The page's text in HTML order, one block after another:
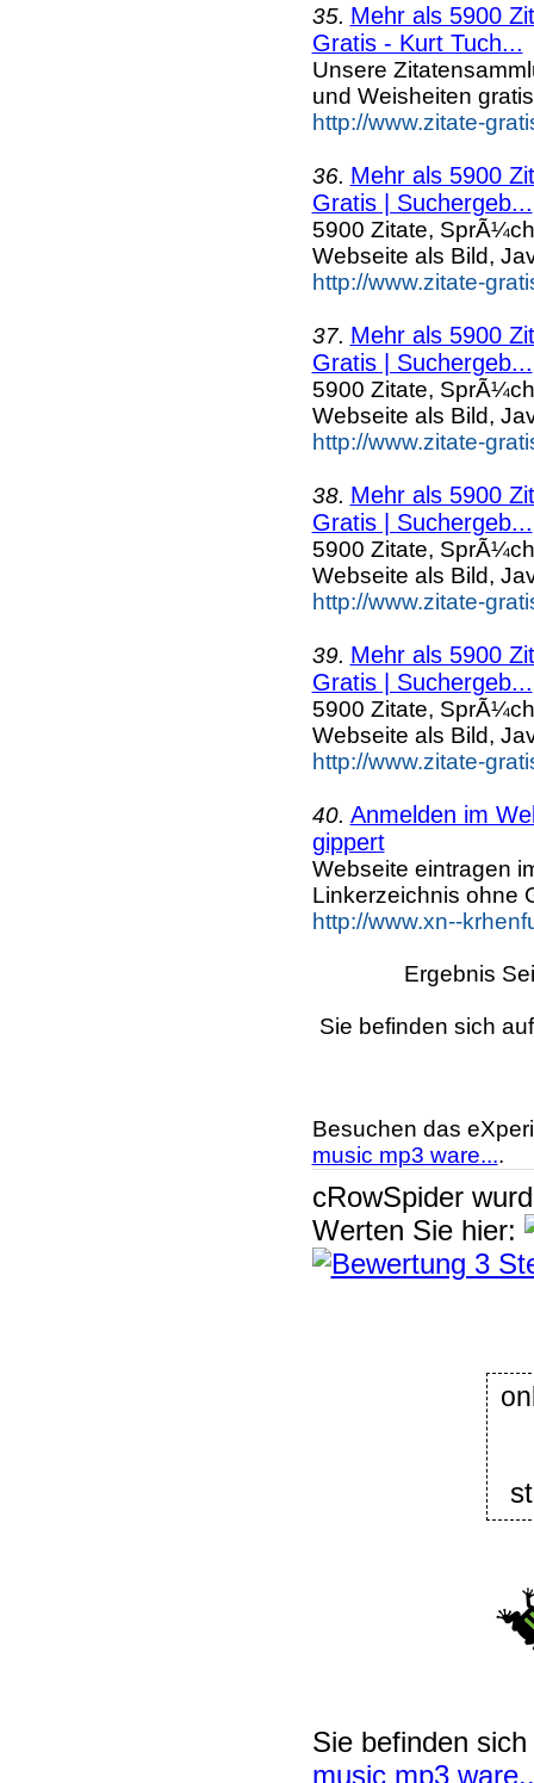
35. Mehr als 5900
Gratis - Kurt Tuch...
Unsere
und Weisheiten
http://www.zitate-
36. Mehr als 5900
Gratis | Suchergeb...
5900 Zitate,
Webseite als Bild,
http://www.zitate-
37. Mehr als 5900
Gratis | Suchergeb...
5900 Zitate,
Webseite als Bild,
http://www.zitate-
38. Mehr als 5900
Gratis | Suchergeb...
5900 Zitate,
Webseite als Bild,
http://www.zitate-
39. Mehr als 5900
Gratis | Suchergeb...
5900 Zitate,
Webseite als Bild,
http://www.zitate-
40. Anmelden im
gippert
Webseite eintragen
Linkerzeichnis ohne
http://www.xn--
Ergebnis
Sie befinden sich
Besuchen das
music mp3 ware....
cRowSpider
Werten Sie hier:
Sie befinden
music mp3